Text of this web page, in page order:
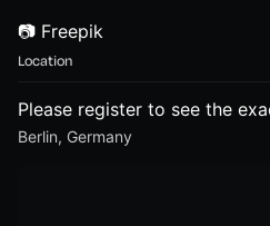
📷 Freepik
Location
Please register to see the
Berlin, Germany